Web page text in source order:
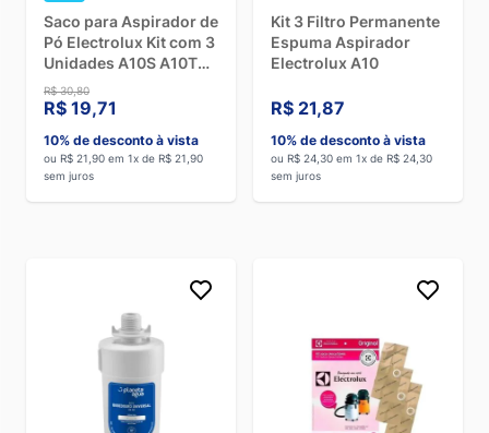
Saco para Aspirador de
Pó Electrolux Kit com 3
Unidades A10S A10T
A20810201
R$ 30,80
R$ 19,71
10% de desconto à vista
ou R$ 21,90 em 1x de R$ 21,90
sem juros
Kit 3 Filtro Permanente
Espuma Aspirador
Electrolux A10
R$ 21,87
10% de desconto à vista
ou R$ 24,30 em 1x de R$ 24,30
sem juros